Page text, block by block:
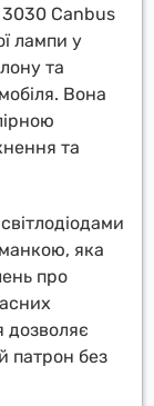
3030 Canbus
лампи у
та
Вона
та
яка
про
дозволяє
патрон без